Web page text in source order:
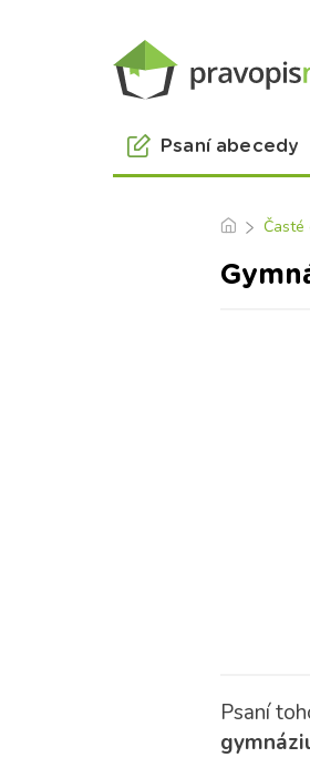
Psaní abecedy
Časté
Psaní